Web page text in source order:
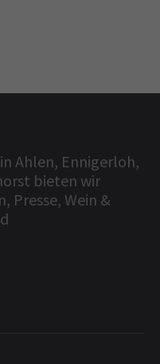
Ahlen, Ennigerloh,
bieten wir
Presse, Wein &